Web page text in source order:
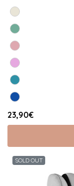
23,90€
SOLD OUT